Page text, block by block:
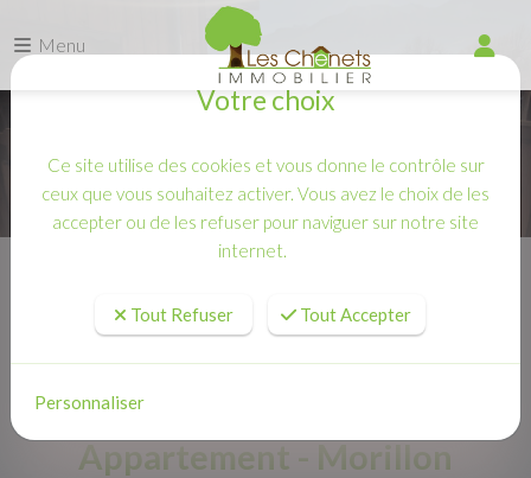
Menu
Appartement - Morillon
Votre choix
Ce site utilise des cookies et vous donne le contrôle sur
ceux que vous souhaitez activer. Vous avez le choix de les
accepter ou de les refuser pour naviguer sur notre site
internet.
Tout Refuser Tout Accepter
Personnaliser